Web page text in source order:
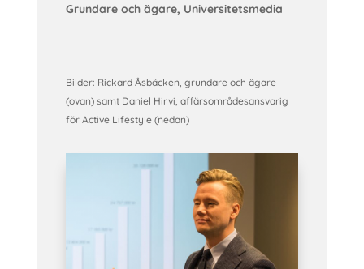
Grundare och ägare, Universitetsmedia
Bilder: Rickard Åsbäcken, grundare och ägare
(ovan) samt Daniel Hirvi, affärsområdesansvarig
för Active Lifestyle (nedan)